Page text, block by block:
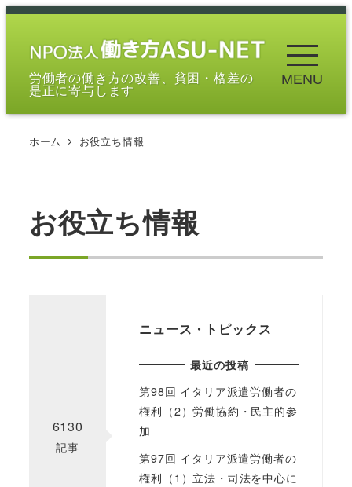
メ
労働者の働き方の改善、貧困・格差の
是正に寄与します
MENU
ホーム お役立ち情報
お役立ち情報
6130
記事
ニュース・トピックス
最近の投稿
第98回 イタリア派遣労働者の
権利（2）労働協約・民主的参
加
第97回 イタリア派遣労働者の
権利（1）立法・司法を中心に